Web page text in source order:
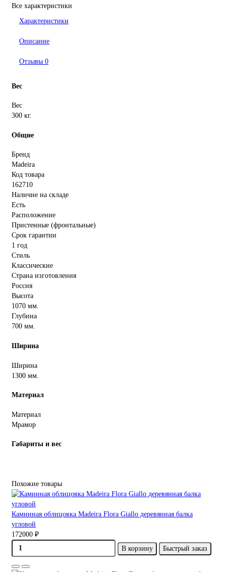
Все характеристики
Характеристики
Описание
Отзывы 0
Вес
Вес
300 кг.
Общие
Бренд
Madeira
Код товара
162710
Наличие на складе
Есть
Расположение
Пристенные (фронтальные)
Срок гарантии
1 год
Стиль
Классические
Страна изготовления
Россия
Высота
1070 мм.
Глубина
700 мм.
Ширина
Ширина
1300 мм.
Материал
Материал
Мрамор
Габариты и вес
Похожие товары
Каминная облицовка Madeira Flora Giallo деревянная балка
угловой
172000 ₽
В корзину
Быстрый заказ